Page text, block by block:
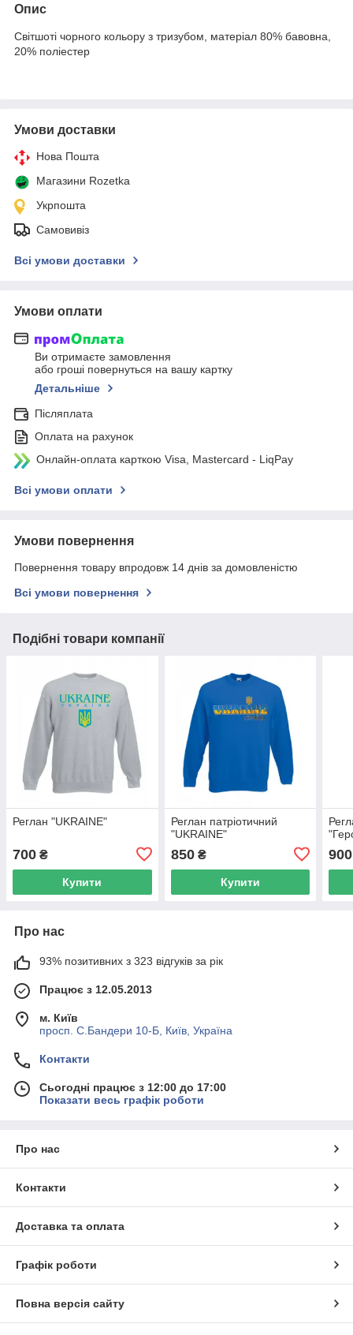
Опис
Світшоті чорного кольору з тризубом, матеріал 80% бавовна,
20% поліестер
Умови доставки
Нова Пошта
Магазини Rozetka
Укрпошта
Самовивіз
Всі умови доставки
Умови оплати
Ви отримаєте замовлення
або гроші повернуться на вашу картку
Детальніше
Післяплата
Оплата на рахунок
Онлайн-оплата карткою Visa, Mastercard - LiqPay
Всі умови оплати
Умови повернення
Повернення товару впродовж 14 днів за домовленістю
Всі умови повернення
Подібні товари компанії
Реглан "UKRAINE"
700 ₴
Купити
Реглан патріотичний
"UKRAINE"
850₴
Купити
900
Про нас
93% позитивних з 323 відгуків за рік
Працює з 12.05.2013
м. Київ
просп. С.Бандери 10-Б, Київ, Україна
Контакти
Сьогодні працює з 12:00 до 17:00
Показати весь графік роботи
Про нас
Контакти
Доставка та оплата
Графік роботи
Повна версія сайту